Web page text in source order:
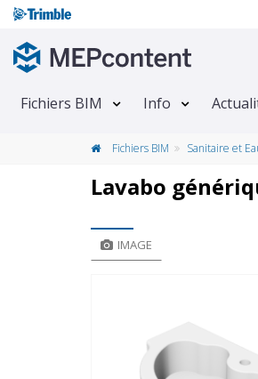
Fichiers BIM Info
Fichiers BIM Sanitaire et
Lavabo
IMAGE